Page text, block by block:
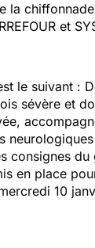
la
et
le suivant :
sévère et
consignes
en place
10